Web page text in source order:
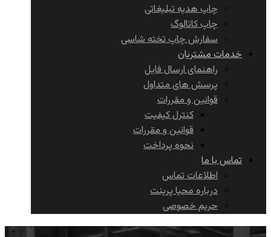
چاپ هدیه تبلیغاتی
چاپ کاتالوگ
سفارش چاپ تخته شاسی
خدمات مشتریان
راهنمای ارسال فایل
پرسش های متداول
قوانین و مقررات
کنترل کیفیت
قوانین و مقررات
نحوه پرداخت
تماس با ما
اطلاعات تماس
درباره محیا پرینت
حریم خصوصی